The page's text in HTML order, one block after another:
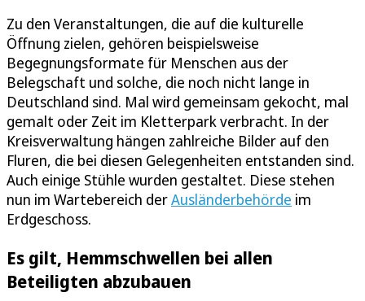
Zu den Veranstaltungen, die auf die kulturelle
Öffnung zielen, gehören beispielsweise
Begegnungsformate für Menschen aus der
Belegschaft und solche, die noch nicht lange in
Deutschland sind. Mal wird gemeinsam gekocht, mal
gemalt oder Zeit im Kletterpark verbracht. In der
Kreisverwaltung hängen zahlreiche Bilder auf den
Fluren, die bei diesen Gelegenheiten entstanden sind.
Auch einige Stühle wurden gestaltet. Diese stehen
nun im Wartebereich derAusländerbehörde im
Erdgeschoss.
Es gilt, Hemmschwellen bei allen
Beteiligten abzubauen